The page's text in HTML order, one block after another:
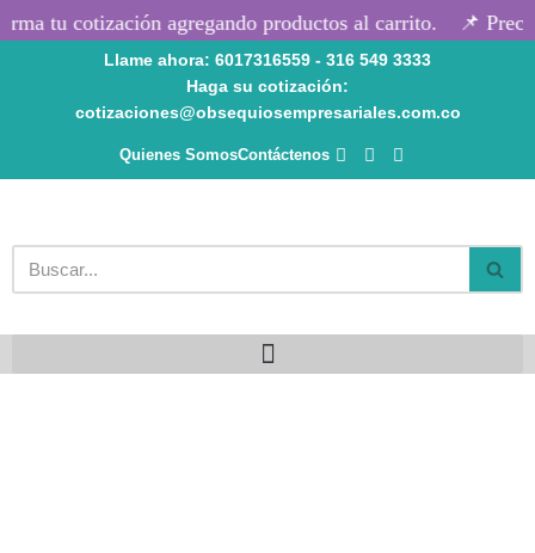
contenido
tu cotización agregando productos al carrito. 📌
Llame ahora: 6017316559 - 316 549 3333
Haga su cotización:
cotizaciones@obsequiosempresariales.com.co
Quienes SomosContáctenos